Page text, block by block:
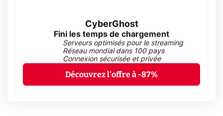
CyberGhost
Fini les temps de chargement
Serveurs optimisés pour le streaming
Réseau mondial dans 100 pays
Connexion sécurisée et privée
Découvrez l'offre à -87%